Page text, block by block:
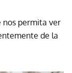
nos permita ver
de la